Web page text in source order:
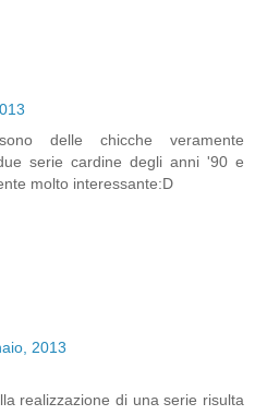
delle chicche veramente
serie cardine degli anni '90 e
molto interessante:D
2013
realizzazione di una serie risulta